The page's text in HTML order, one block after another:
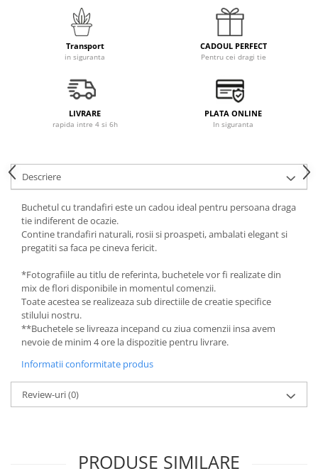
Transport
in siguranta
CADOUL PERFECT
Pentru cei dragi tie
LIVRARE
rapida intre 4 si 6h
PLATA ONLINE
In siguranta
Descriere
Buchetul cu trandafiri este un cadou ideal pentru persoana draga
tie indiferent de ocazie.
Contine trandafiri naturali, rosii si proaspeti, ambalati elegant si
pregatiti sa faca pe cineva fericit.
*Fotografiile au titlu de referinta, buchetele vor fi realizate din
mix de flori disponibile in momentul comenzii.
Toate acestea se realizeaza sub directiile de creatie specifice
stilului nostru.
**Buchetele se livreaza incepand cu ziua comenzii insa avem
nevoie de minim 4 ore la dispozitie pentru livrare.
Informatii conformitate produs
Review-uri(0)
PRODUSE SIMILARE